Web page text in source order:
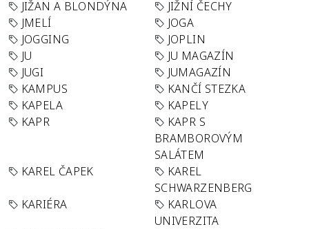
JIŽAN A BLONDÝNA
JIŽNÍ ČECHY
JMELÍ
JOGA
JOGGING
JOPLIN
JU
JU MAGAZÍN
JUGI
JUMAGAZÍN
KAMPUS
KANČÍ STEZKA
KAPELA
KAPELY
KAPR
KAPR S
BRAMBOROVÝM
SALÁTEM
KAREL ČAPEK
KAREL
SCHWARZENBERG
KARIÉRA
KARLOVA
UNIVERZITA